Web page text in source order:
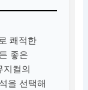
쾌적한
좋은
지컬의
을 선택해